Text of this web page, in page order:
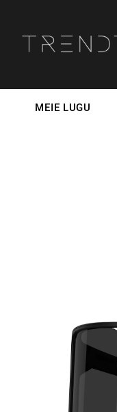
MEIE LUGU